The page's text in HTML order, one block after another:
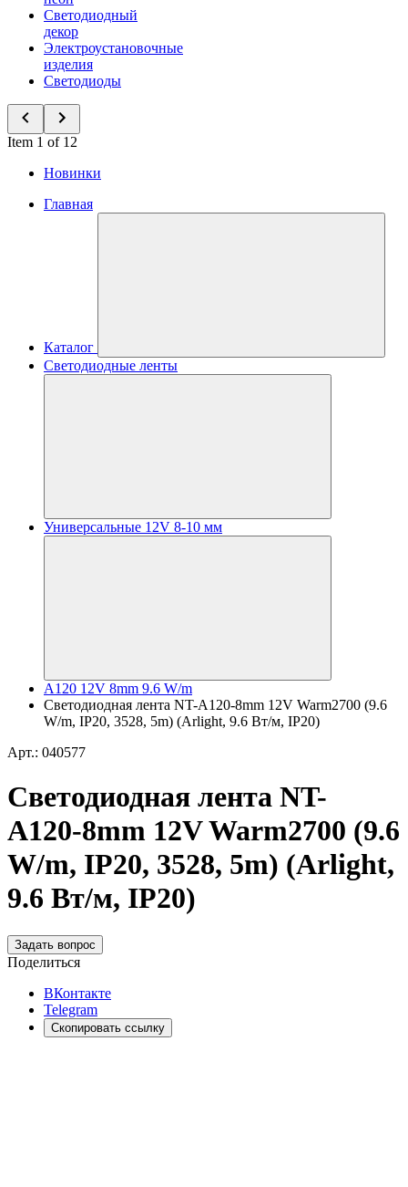
Светодиодный
декор
Электроустановочные
изделия
Светодиоды
Item 1 of 12
Новинки
Главная
Каталог
Светодиодные ленты
Универсальные 12V 8-10 мм
A120 12V 8mm 9.6 W/m
Светодиодная лента NT-A120-8mm 12V Warm2700 (9.6
W/m, IP20, 3528, 5m) (Arlight, 9.6 Вт/м, IP20)
Арт.: 040577
Светодиодная лента NT-
A120-8mm 12V Warm2700 (9.6
W/m, IP20, 3528, 5m) (Arlight,
9.6 Вт/м, IP20)
Задать вопрос
Поделиться
ВКонтакте
Telegram
Скопировать ссылку